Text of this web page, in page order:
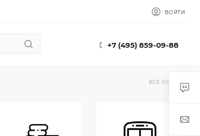
ВОЙТИ
+7 (495) 859-09-88
ВСЕ УСЛУГИ